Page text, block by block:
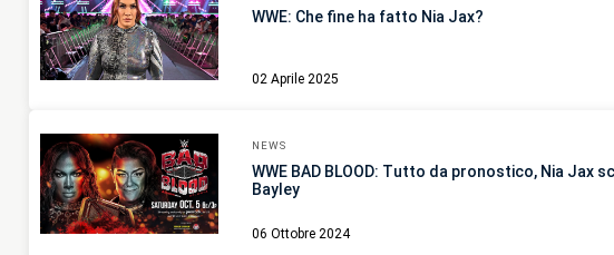
WWE: Che fine ha fatto Nia Jax?
02 Aprile 2025
NEWS
WWE BAD BLOOD: Tutto da pronostico, Nia Jax
Bayley
06 Ottobre 2024